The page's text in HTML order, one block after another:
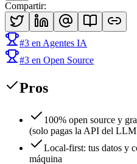
Compartir:
#3 en Agentes IA
#3 en Open Source
Pros
100% open source y
(solo pagas la API del LLM
Local-first: tus datos y
máquina